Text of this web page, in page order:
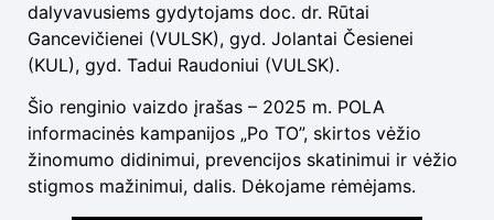
dalyvavusiems gydytojams doc. dr. Rūtai
Gancevičienei (VULSK), gyd. Jolantai Česienei
(KUL), gyd. Tadui Raudoniui (VULSK).
Šio renginio vaizdo įrašas – 2025 m. POLA
informacinės kampanijos „Po TO”, skirtos vėžio
žinomumo didinimui, prevencijos skatinimui ir vėžio
stigmos mažinimui, dalis. Dėkojame rėmėjams.